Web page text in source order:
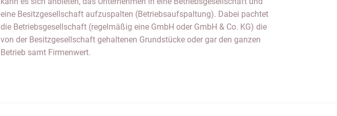
eine Besitzgesellschaft aufzuspalten (Betriebsaufspaltung). Dabei pachtet
die Betriebsgesellschaft (regelmäßig eine GmbH oder GmbH & Co. KG) die
von der Besitzgesellschaft gehaltenen Grundstücke oder gar den ganzen
Betrieb samt Firmenwert.